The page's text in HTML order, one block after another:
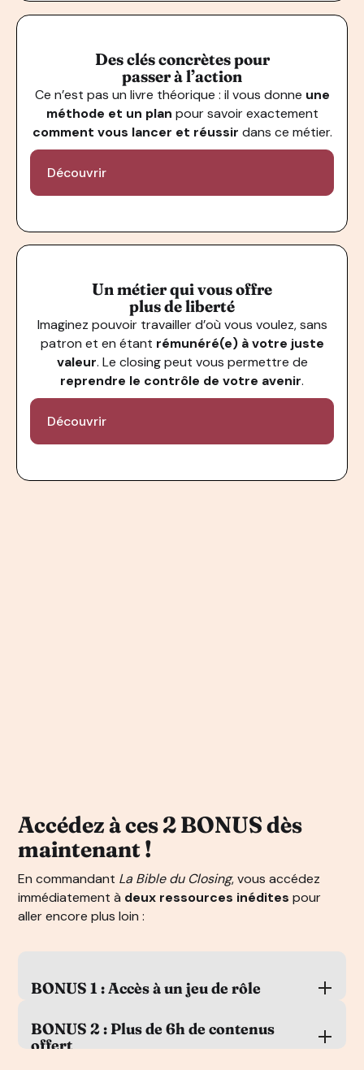
Des clés concrètes pour
passer à l’action
Ce n’est pas un livre théorique : il vous donne une
méthode et un plan pour savoir exactement
comment vous lancer et réussir dans ce métier.
Découvrir
Un métier qui vous offre
plus de liberté
Imaginez pouvoir travailler d’où vous voulez, sans
patron et en étant rémunéré(e) à votre juste
valeur. Le closing peut vous permettre de
reprendre le contrôle de votre avenir.
Découvrir
Accédez à ces 2 BONUS dès
maintenant !
En commandant La Bible du Closing, vous accédez
immédiatement à deux ressources inédites pour
aller encore plus loin :
BONUS 1 : Accès à un jeu de rôle
L’accès à un vrai jeu de rôle pour comprendre ce
qu’est un appel de vente.
BONUS 2 : Plus de 6h de contenus
offert